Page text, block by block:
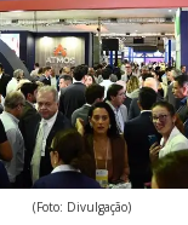
(Foto: Divulgação)